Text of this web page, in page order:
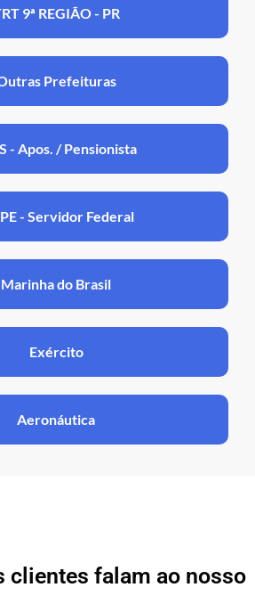
9ª REGIÃO - PR
Prefeituras
- Apos. / Pensionista
- Servidor Federal
Marinha do Brasil
Exército
Aeronáutica
clientes falam ao nosso